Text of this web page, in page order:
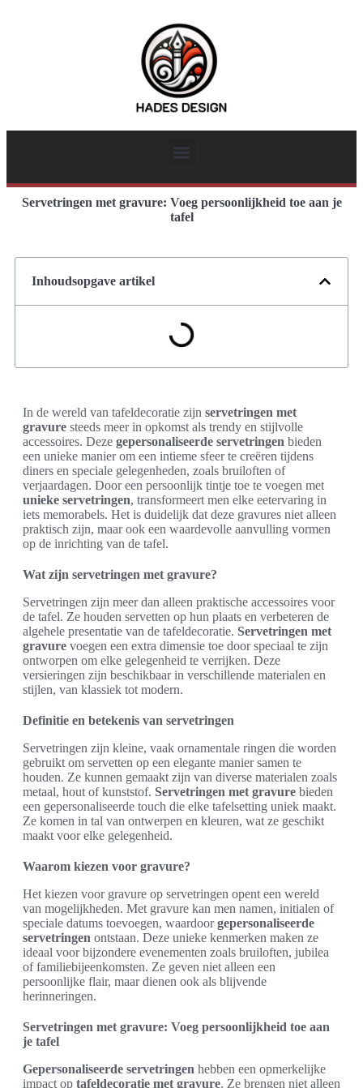
Servetringen met gravure: Voeg persoonlijkheid toe aan je
tafel
Inhoudsopgave artikel
In de wereld van tafeldecoratie zijn servetringen met
gravure steeds meer in opkomst als trendy en stijlvolle
accessoires. Deze gepersonaliseerde servetringen bieden
een unieke manier om een intieme sfeer te creëren tijdens
diners en speciale gelegenheden, zoals bruiloften of
verjaardagen. Door een persoonlijk tintje toe te voegen met
unieke servetringen, transformeert men elke eetervaring in
iets memorabels. Het is duidelijk dat deze gravures niet alleen
praktisch zijn, maar ook een waardevolle aanvulling vormen
op de inrichting van de tafel.
Wat zijn servetringen met gravure?
Servetringen zijn meer dan alleen praktische accessoires voor
de tafel. Ze houden servetten op hun plaats en verbeteren de
algehele presentatie van de tafeldecoratie. Servetringen met
gravure voegen een extra dimensie toe door speciaal te zijn
ontworpen om elke gelegenheid te verrijken. Deze
versieringen zijn beschikbaar in verschillende materialen en
stijlen, van klassiek tot modern.
Definitie en betekenis van servetringen
Servetringen zijn kleine, vaak ornamentale ringen die worden
gebruikt om servetten op een elegante manier samen te
houden. Ze kunnen gemaakt zijn van diverse materialen zoals
metaal, hout of kunststof. Servetringen met gravure bieden
een gepersonaliseerde touch die elke tafelsetting uniek maakt.
Ze komen in tal van ontwerpen en kleuren, wat ze geschikt
maakt voor elke gelegenheid.
Waarom kiezen voor gravure?
Het kiezen voor gravure op servetringen opent een wereld
van mogelijkheden. Met gravure kan men namen, initialen of
speciale datums toevoegen, waardoorgepersonaliseerde
servetringen ontstaan. Deze unieke kenmerken maken ze
ideaal voor bijzondere evenementen zoals bruiloften, jubilea
of familiebijeenkomsten. Ze geven niet alleen een
persoonlijke flair, maar dienen ook als blijvende
herinneringen.
Servetringen met gravure: Voeg persoonlijkheid toe aan
je tafel
Gepersonaliseerde servetringen hebben een opmerkelijke
impact op tafeldecoratie met gravure. Ze brengen niet alleen